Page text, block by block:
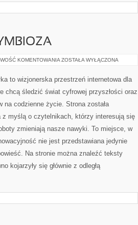
KOMENTOWANIA CZŁOWIEK–
ZOSTAŁA WYŁĄCZONA
to wizjonerska przestrzeń internetowa dla
chcą śledzić świat cyfrowej przyszłości oraz
na codzienne życie. Strona została
z myślą o czytelnikach, którzy interesują się
zmieniają nasze nawyki. To miejsce, w
nie jest przedstawiana jedynie
Na stronie można znaleźć teksty
kojarzyły się głównie z odległą